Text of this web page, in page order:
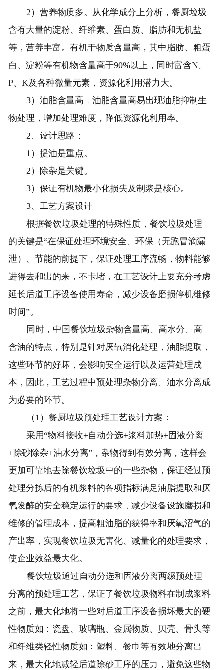
2）营养物质多。从化学成分上分析，餐厨垃圾
含有大量的淀粉、纤维素、蛋白质、脂肪和无机盐
等，营养丰富。有机干物质含量高，其中脂肪、粗蛋
白、淀粉等有机物含量高于90%以上，同时富含N、
P、K及各种微量元素，资源化利用潜力大。
3）油脂含量高，油脂含量高易出现油脂抑制生
物处理，增加处理难度，降低资源化利用率。
2、设计思路：
1）提油是重点。
2）除杂是关键。
3）保证有机物最小化损失及制浆是核心。
3、工艺方案设计
根据餐饮垃圾处理的特殊性质，餐饮垃圾处理
的关键是“在保证处理环境安全、环保（无跑冒滴漏
泄）、节能的前提下，保证处理工序流畅，物料能够
进得去和出的来，不卡堵，在工艺设计上要充分考虑
延长后道工序设备使用寿命，减少设备磨损停机维修
时间”。
同时，中国餐饮垃圾杂物含量高、高水分、高
含油的特点，特别是针对厌氧消化处理，油脂提取，
这些环节的好坏，会影响安全运行以及运营处理成
本，因此，工艺过程中预处理杂物分离、油水分离成
为必要的环节。
（1）餐厨垃圾预处理工艺设计方案：
采用“物料接收+自动分选+浆料加热+固液分离
+除砂除杂+油水分离”，杂物得到有效分离，这样会
更加可靠地去除餐饮垃圾中的一些杂物，保证经过预
处理分拣后的有机浆料的各项指标满足油脂提取和厌
氧发酵的安全稳定运行的要求，减少设备设施磨损和
维修的管理成本，提高粗油脂的获得率和厌氧沼气的
产出率，实现餐饮垃圾无害化、减量化的处理要求，
使企业效益最大化。
餐饮垃圾通过自动分选和固液分离两级预处理
分离的预处理工艺，保证了餐饮垃圾物料在制成浆料
之前，最大化地将一些对后道工序设备损坏最大的硬
性物质如：瓷盘、玻璃瓶、金属物质、贝壳、骨头等
和纤维类轻性物质如：塑料、餐巾等有效地分离出
来，最大化地减轻后道除砂工序的压力，避免这些物